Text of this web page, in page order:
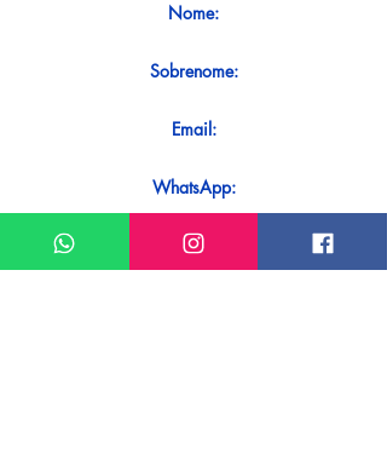
Nome:
Sobrenome:
Email:
WhatsApp:
Mensagem: